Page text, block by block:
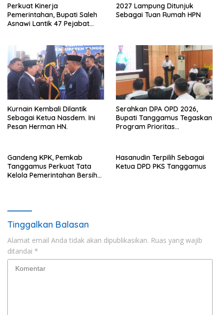
Perkuat Kinerja
Pemerintahan, Bupati Saleh
Asnawi Lantik 47 Pejabat
2027 Lampung Ditunjuk
Sebagai Tuan Rumah HPN
Kurnain Kembali Dilantik
Sebagai Ketua Nasdem. Ini
Pesan Herman HN.
Serahkan DPA OPD 2026,
Bupati Tanggamus Tegaskan
Program Prioritas
Gandeng KPK, Pemkab
Tanggamus Perkuat Tata
Kelola Pemerintahan Bersih
Hasanudin Terpilih Sebagai
Ketua DPD PKS Tanggamus
Tinggalkan Balasan
Alamat email Anda tidak akan dipublikasikan. Ruas yang wajib
ditandai *